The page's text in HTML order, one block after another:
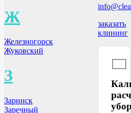
Ж
Железногорск
Жуковский
З
Заринск
Заречный
заказать
клининг